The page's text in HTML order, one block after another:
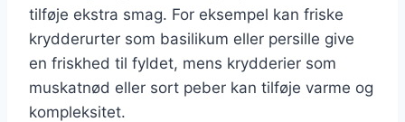
tilføje ekstra smag. For eksempel kan friske
krydderurter som basilikum eller persille give
en friskhed til fyldet, mens krydderier som
muskatnød eller sort peber kan tilføje varme og
kompleksitet.